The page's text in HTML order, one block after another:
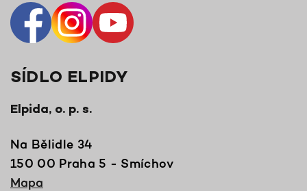
SÍDLO ELPIDY
Elpida, o. p. s.
Na Bělidle 34
150 00 Praha 5 - Smíchov
Mapa